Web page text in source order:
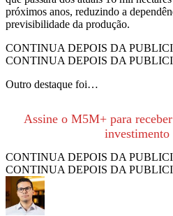
próximos anos, reduzindo a
previsibilidade da produção.
CONTINUA DEPOIS DA
CONTINUA DEPOIS DA
Outro destaque foi…
Assine o M5M+ para
investimento
CONTINUA DEPOIS DA
CONTINUA DEPOIS DA